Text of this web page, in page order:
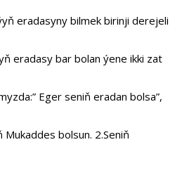
eradasyny bilmek birinji derejeli
eradasy bar bolan ýene ikki zat
Eger seniň eradan bolsa”,
Mukaddes bolsun. 2.Seniň